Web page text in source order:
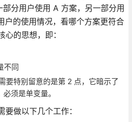
部分用户使用 A 方案，另一部分用
户的使用情况，看哪个方案更符合
的思想，即：
不同
要特别留意的是第 2 点，它暗示了
须是单变量。
做以下几个工作：